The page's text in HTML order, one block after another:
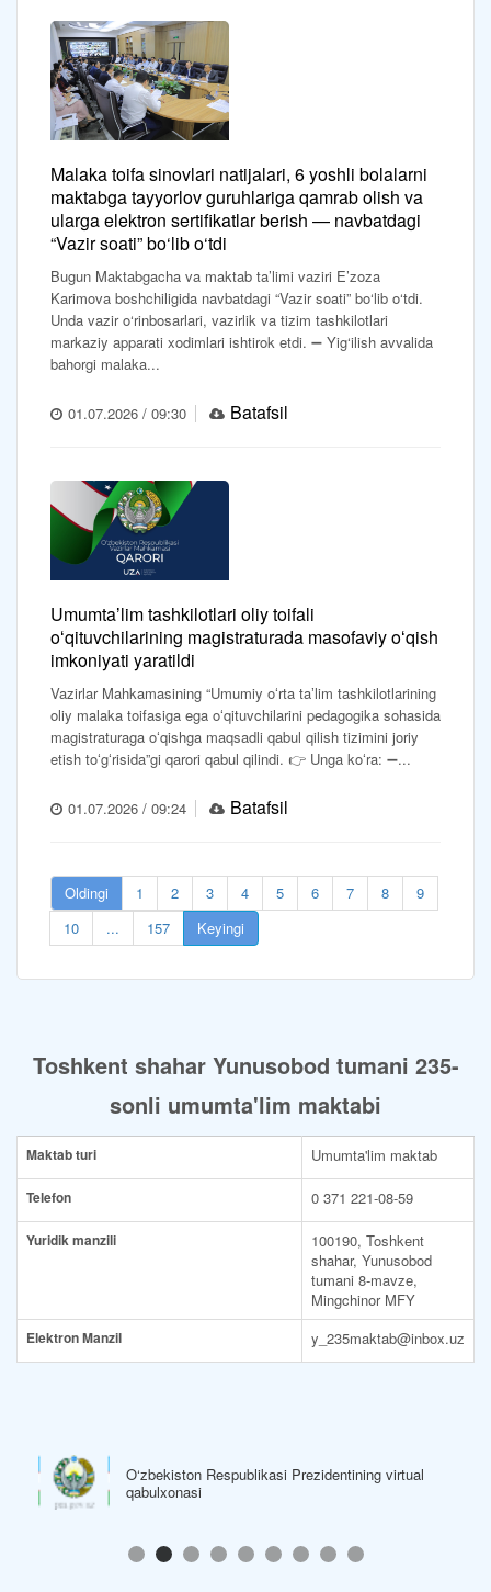
Malaka toifa sinovlari natijalari, 6 yoshli bolalarni
maktabga tayyorlov guruhlariga qamrab olish va
ularga elektron sertifikatlar berish — navbatdagi
“Vazir soati” bo‘lib o‘tdi
Bugun Maktabgacha va maktab ta’limi vaziri E’zoza
Karimova boshchiligida navbatdagi “Vazir soati” bo‘lib o‘tdi.
Unda vazir o‘rinbosarlari, vazirlik va tizim tashkilotlari
markaziy apparati xodimlari ishtirok etdi. ➖ Yig‘ilish avvalida
bahorgi malaka...
01.07.2026 / 09:30 Batafsil
Umumtaʼlim tashkilotlari oliy toifali
oʻqituvchilarining magistraturada masofaviy oʻqish
imkoniyati yaratildi
Vazirlar Mahkamasining “Umumiy oʻrta taʼlim tashkilotlarining
oliy malaka toifasiga ega oʻqituvchilarini pedagogika sohasida
magistraturaga oʻqishga maqsadli qabul qilish tizimini joriy
etish toʻgʻrisida”gi qarori qabul qilindi. 👉 Unga koʻra: ➖...
01.07.2026 / 09:24 Batafsil
Oldingi 1 2 3 4 5 6 7 8
9
10
... 157 Keyingi
Toshkent shahar Yunusobod tumani 235-
sonli umumta'lim maktabi
Maktab turi Umumta'lim maktab
Telefon 0 371 221-08-59
Yuridik manzili
100190, Toshkent
shahar, Yunusobod
tumani 8-mavze,
Mingchinor MFY
Elektron Manzil y_235maktab@inbox.uz
O‘zbekiston Respublikasi Hukumat Portali